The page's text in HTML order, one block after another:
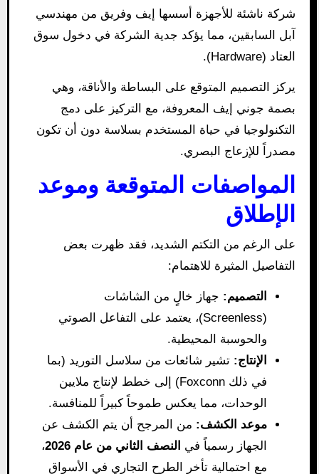
شركة ناشئة للأجهزة أسسها إيف وفريق من مهندسي
آبل السابقين، مما يؤكد جدية الشركة في دخول سوق
العتاد (Hardware).
يركز التصميم المتوقع على البساطة والأناقة، وهي
بصمة جوني إيف المعروفة، مع التركيز على دمج
التكنولوجيا في حياة المستخدم بسلاسة دون أن تكون
مصدراً للإزعاج البصري.
المواصفات المتوقعة وموعد
الإطلاق
على الرغم من التكتم الشديد، فقد ظهرت بعض
التفاصيل المثيرة للاهتمام:
التصميم: جهاز خالٍ من الشاشات
(Screenless)، يعتمد على التفاعل الصوتي
والحوسبة المحيطية.
الإنتاج: تشير شائعات من سلاسل التوريد (بما
في ذلك Foxconn) إلى خطط لإنتاج ملايين
الوحدات، مما يعكس طموحاً كبيراً للمنافسة.
موعد الكشف: من المرجح أن يتم الكشف عن
الجهاز رسمياً في النصف الثاني من عام 2026
،
مع احتمالية تأخر الطرح التجاري في الأسواق